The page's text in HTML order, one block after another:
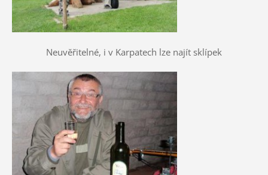
Neuvěřitelné, i v Karpatech lze najít sklípek